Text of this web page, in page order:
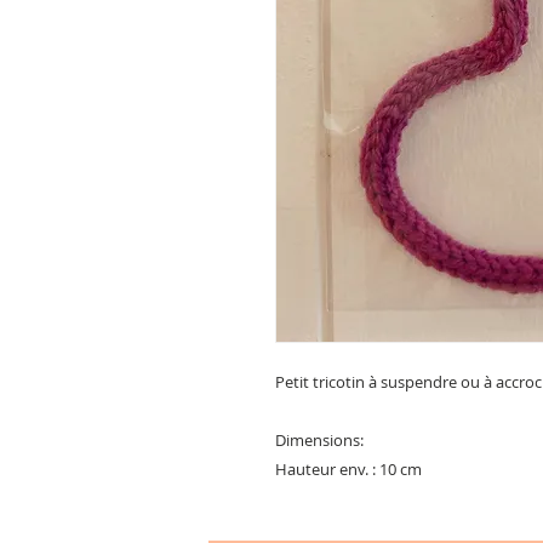
Petit tricotin à suspendre ou à
Dimensions:
Hauteur env. : 10 cm